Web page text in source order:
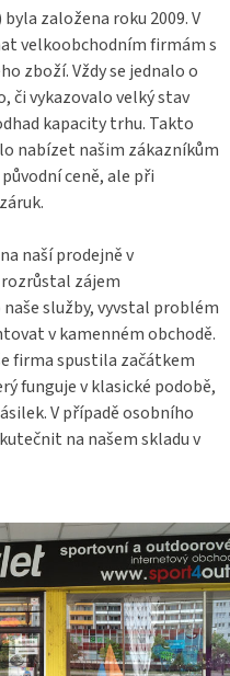
založena roku 2009. V
velkoobchodním firmám s
zboží. Vždy se jednalo o
či vykazovalo velký stav
kapacity trhu. Takto
nabízet našim zákazníkům
ceně, ale při
naší prodejně v
zájem
služby, vyvstal problém
v kamenném obchodě.
firma spustila začátkem
funguje v klasické podobě,
V případě osobního
na našem skladu v